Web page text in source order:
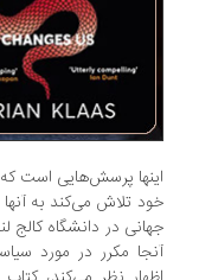
پرسش‌هایی است که
تلاش می‌کند به آنها
در دانشگاه کالج
مکرر در مورد سیاست